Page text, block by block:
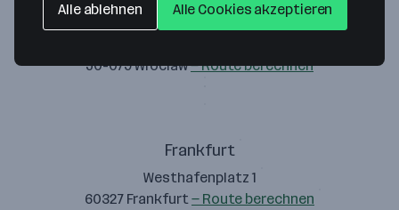
Wroclaw/Breslau
50-079 Wroclaw— Route berechnen
Frankfurt
Westhafenplatz 1
60327 Frankfurt— Route berechnen
Alle ablehnen Alle Cookies akzeptieren